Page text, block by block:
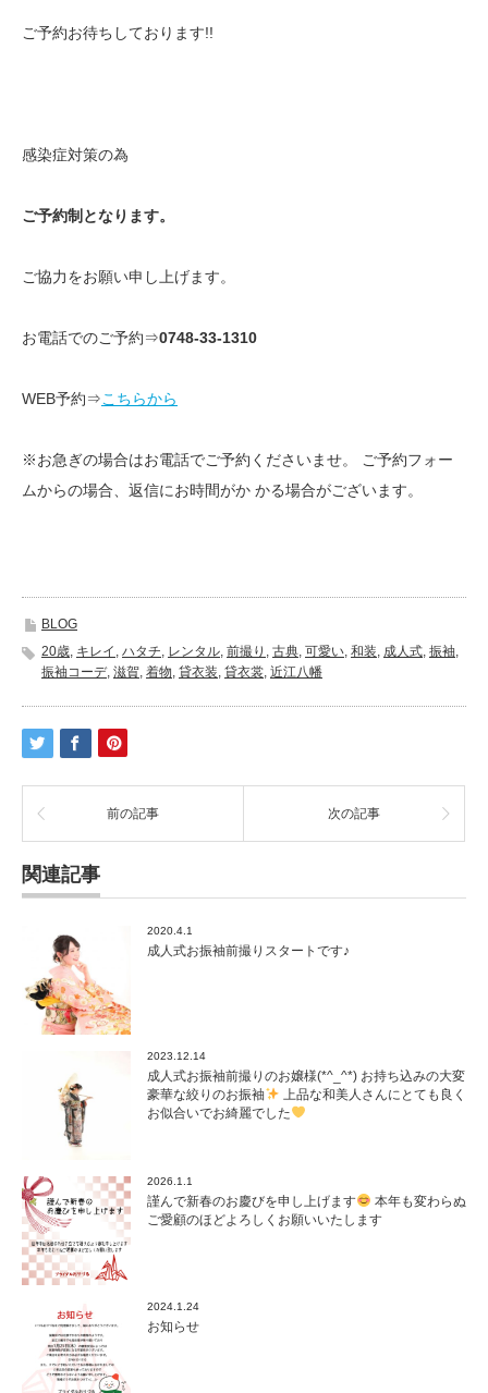
ご予約お待ちしております!!
感染症対策の為
ご予約制となります。
ご協力をお願い申し上げます。
お電話でのご予約⇒0748-33-1310
WEB予約⇒こちらから
※お急ぎの場合はお電話でご予約くださいませ。 ご予約フォー
ムからの場合、返信にお時間がか かる場合がございます。
BLOG
20歳 キレイ ハタチ レンタル 前撮り 古典 可愛い 和装 成人式 振袖
振袖コーデ, 滋賀 着物 貸衣装 貸衣裳 近江八幡
前の記事 次の記事
関連記事
2020.4.1
成人式お振袖前撮りスタートです♪
2023.12.14
成人式お振袖前撮りのお嬢様(*^_^*) お持ち込みの大変
豪華な絞りのお振袖
上品な和美人さんにとても良く
お似合いでお綺麗でした
2026.1.1
謹んで新春のお慶びを申し上げます
本年も変わらぬ
ご愛顧のほどよろしくお願いいたします
2024.1.24
お知らせ